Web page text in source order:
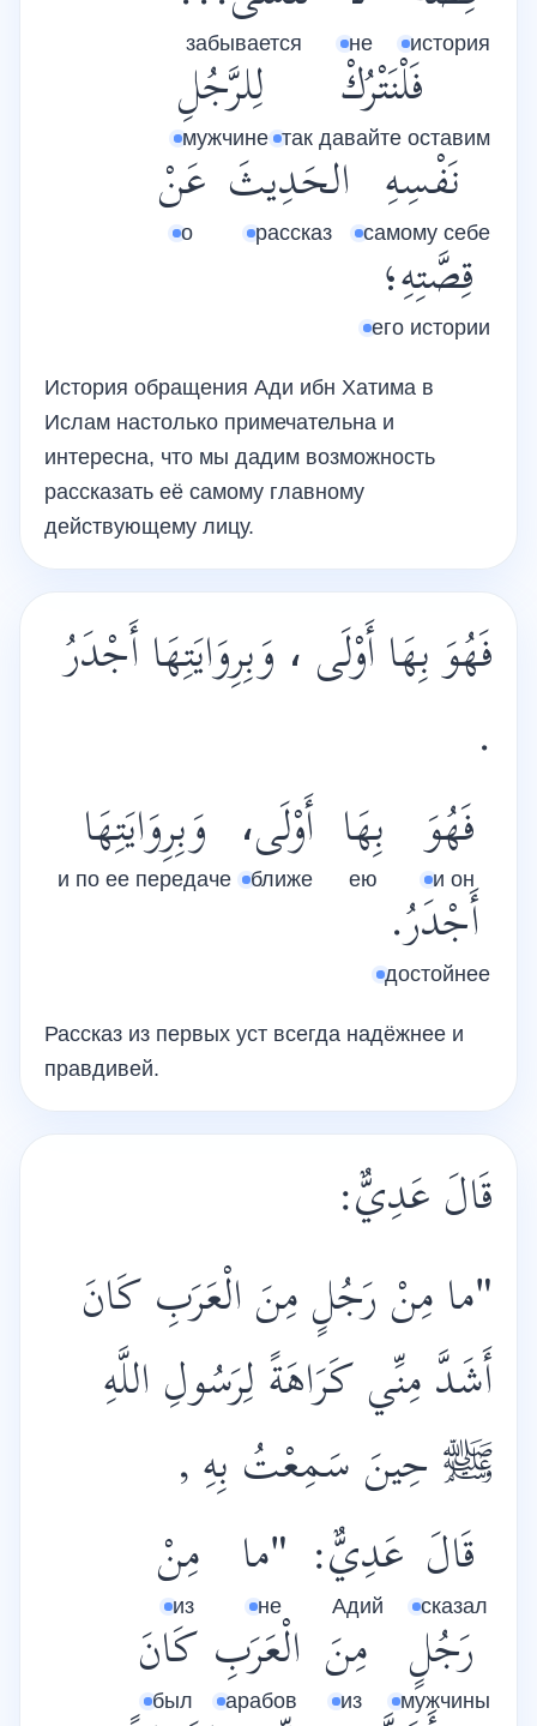
история
не
забывается
فَلْنَتْرُكْ
так давайте оставим
لِلرَّجُلِ
мужчине
نَفْسِهِ
самому себе
الحَدِيثَ
рассказ
عَنْ
о
قِصَّتِهِ؛
его истории
История обращения Ади ибн Хатима в
Ислам настолько примечательна и
интересна, что мы дадим возможность
рассказать её самому главному
действующему лицу.
فَهُوَ بِهَا أَوْلَى ، وَبِرِوَايَتِهَا أَجْدَرُ
.
فَهُوَ
и он
بِهَا
ею
أَوْلَى،
ближе
وَبِرِوَايَتِهَا
и по ее передаче
أَجْدَرُ.
достойнее
Рассказ из первых уст всегда надёжнее и
правдивей.
قَالَ عَدِيٌّ:
"ما مِنْ رَجُلٍ مِنَ الْعَرَبِ كَانَ
أَشَدَّ مِنِّي كَرَاهَةً لِرَسُولِ اللَّهِ
ﷺ حِينَ سَمِعْتُ بِهِ ,
قَالَ
сказал
عَدِيٌّ:
Адий
"ما
не
مِنْ
из
رَجُلٍ
мужчины
مِنَ
из
الْعَرَبِ
арабов
كَانَ
был